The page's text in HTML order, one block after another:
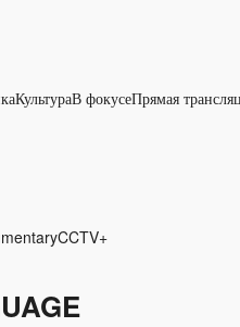
КультураВ фокусеПрямая
CCTV+